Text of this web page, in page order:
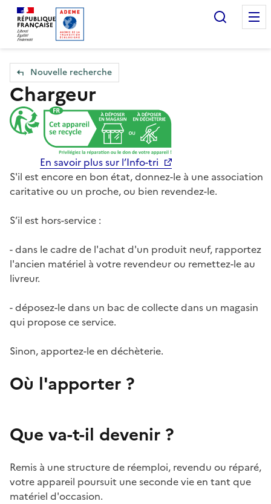
Accueil — Que Faire de mes objets & déchets
Nouvelle recherche
Chargeur
En savoir plus sur l’Info-tri
S'il est encore en bon état, donnez-le à une association
caritative ou un proche, ou bien revendez-le.
S’il est hors-service :
- dans le cadre de l'achat d'un produit neuf, rapportez
l'ancien matériel à votre revendeur ou remettez-le au
livreur.
- déposez-le dans un bac de collecte dans un magasin
qui propose ce service.
Sinon, apportez-le en déchèterie.
Où l'apporter ?
Que va-t-il devenir ?
Remis à une structure de réemploi, revendu ou réparé,
votre appareil poursuit une seconde vie en tant que
matériel d'occasion.